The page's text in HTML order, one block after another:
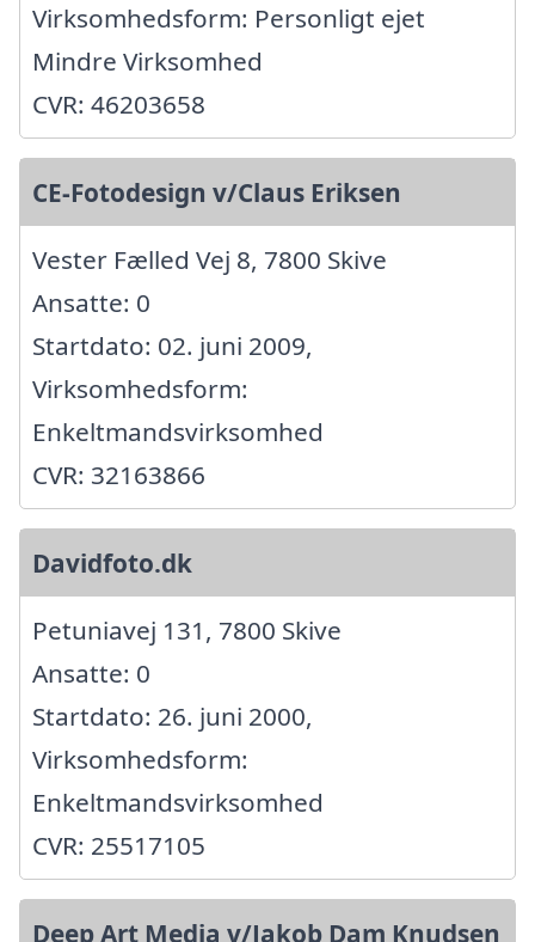
Virksomhedsform: Personligt ejet
Mindre Virksomhed
CVR: 46203658
CE-Fotodesign v/Claus Eriksen
Vester Fælled Vej 8, 7800 Skive
Ansatte: 0
Startdato: 02. juni 2009,
Virksomhedsform:
Enkeltmandsvirksomhed
CVR: 32163866
Davidfoto.dk
Petuniavej 131, 7800 Skive
Ansatte: 0
Startdato: 26. juni 2000,
Virksomhedsform:
Enkeltmandsvirksomhed
CVR: 25517105
Deep Art Media v/Jakob Dam Knudsen